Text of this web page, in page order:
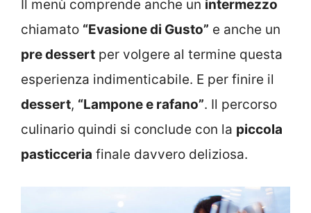
Il menù comprende anche un intermezzo
chiamato “Evasione di Gusto” e anche un
pre dessert per volgere al termine questa
esperienza indimenticabile. E per finire il
dessert, “Lampone e rafano”. Il percorso
culinario quindi si conclude con la piccola
pasticceria finale davvero deliziosa.